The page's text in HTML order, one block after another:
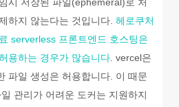
하지 않는다는 것입니다. 헤로쿠처
serverless 프론트엔드 호스팅은
용하는 경우가 많습니다 . vercel은
파일 생성은 허용합니다. 이 때문
관리가 어려운 도커는 지원하지